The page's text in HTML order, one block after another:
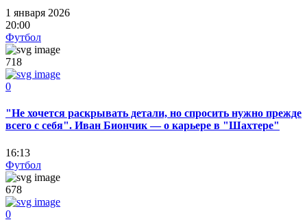
1 января 2026
20:00
Футбол
718
0
"Не хочется раскрывать детали, но спросить нужно прежде
всего с себя". Иван Биончик — о карьере в "Шахтере"
16:13
Футбол
678
0